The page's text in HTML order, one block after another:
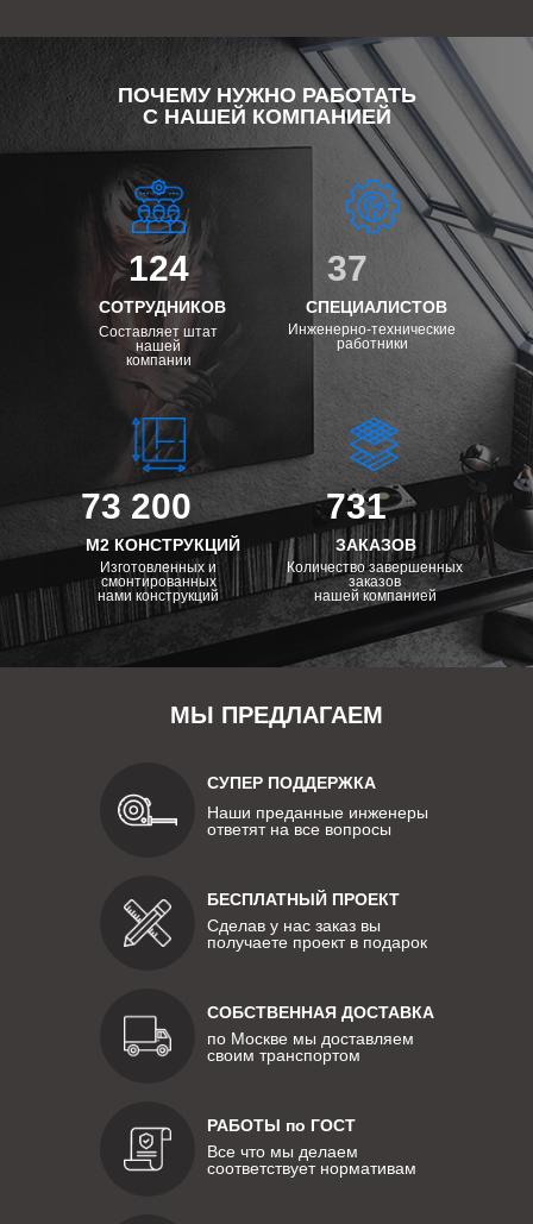
ПОЧЕМУ НУЖНО РАБОТАТЬ
С НАШЕЙ КОМПАНИЕЙ
124
СОТРУДНИКОВ
Составляет штат
нашей
компании
73 200
М2 КОНСТРУКЦИЙ
Изготовленных и
смонтированных
нами конструкций
731
ЗАКАЗОВ
Количество завершенных
заказов
нашей компанией
37
СПЕЦИАЛИСТОВ
Инженерно-технические
работники
МЫ ПРЕДЛАГАЕМ
СУПЕР ПОДДЕРЖКА
Наши преданные инженеры
ответят на все вопросы
БЕСПЛАТНЫЙ ПРОЕКТ
Сделав у нас заказ вы
получаете проект в подарок
СОБСТВЕННАЯ ДОСТАВКА
по Москве мы доставляем
своим транспортом
РАБОТЫ по ГОСТ
Все что мы делаем
соответствует нормативам